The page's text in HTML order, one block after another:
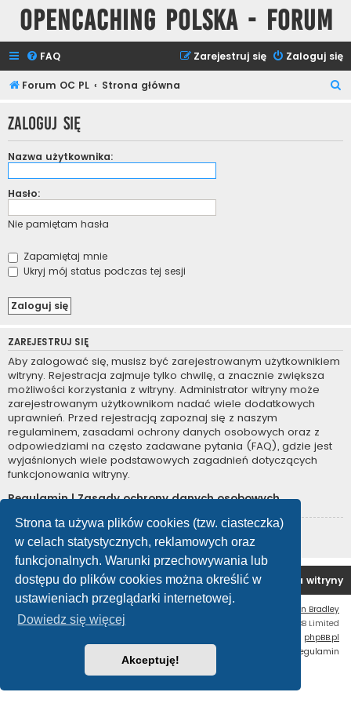
Strona ta używa plików cookies (tzw. ciasteczka)
w celach statystycznych, reklamowych oraz
funkcjonalnych. Warunki przechowywania lub
dostępu do plików cookies można określić w
ustawieniach przeglądarki internetowej.
Dowiedz się więcej
Akceptuję!
Opencaching Polska - Forum
FAQ Zaloguj się
Zarejestruj się
Forum OC PL Strona główna
k
Zaloguj się
Nazwa użytkownika:
Hasło:
Nie pamiętam hasła
Zapamiętaj mnie
Ukryj mój status podczas tej sesji
ZAREJESTRUJ SIĘ
Aby zalogować się, musisz być zarejestrowanym użytkownikiem
witryny. Rejestracja zajmuje tylko chwilę, a znacznie zwiększa
możliwości korzystania z witryny. Administrator witryny może
zarejestrowanym użytkownikom nadać wiele dodatkowych
uprawnień. Przed rejestracją zapoznaj się z naszym
regulaminem, zasadami ochrony danych osobowych oraz z
odpowiedziami na często zadawane pytania (FAQ), gdzie jest
wyjaśnionych wiele podstawowych zagadnień dotyczących
funkcjonowania witryny.
Regulamin|Zasady ochrony danych osobowych
Zarejestruj się
Forum OC PL Strona główna Usuń ciasteczka witryny
Ian Bradley
Technologię dostarcza
® Forum Software © phpBB Limited
phpBB.pl
Regulamin